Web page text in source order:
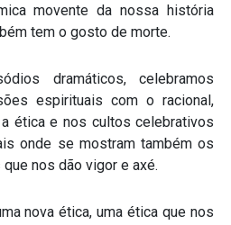
movente da nossa história
tem o gosto de morte.
dramáticos, celebramos
espirituais com o racional,
ética e nos cultos celebrativos
onde se mostram também os
nos dão vigor e axé.
nova ética, uma ética que nos